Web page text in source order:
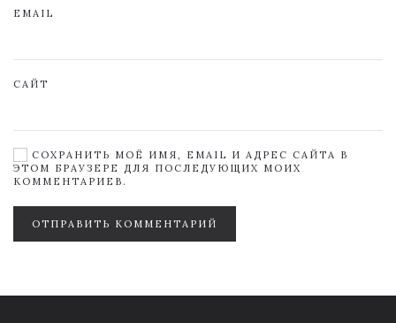
EMAIL
САЙТ
СОХРАНИТЬ МОЁ ИМЯ, EMAIL И АДРЕС САЙТА В
ЭТОМ БРАУЗЕРЕ ДЛЯ ПОСЛЕДУЮЩИХ МОИХ
КОММЕНТАРИЕВ.
ОТПРАВИТЬ КОММЕНТАРИЙ